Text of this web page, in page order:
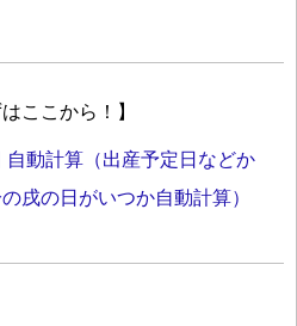
はここから！】
自動計算（出産予定日などか
戌の日がいつか自動計算）